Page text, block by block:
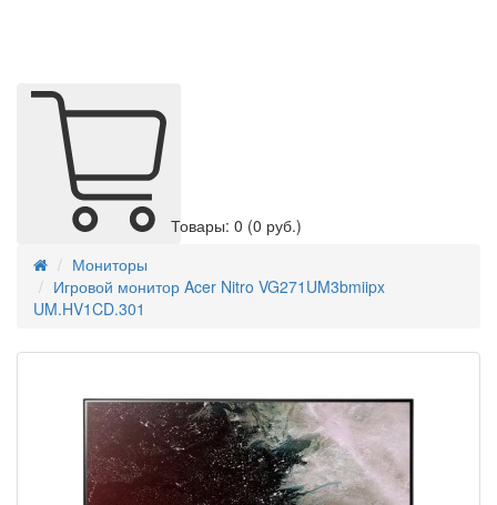
Товары: 0 (0 руб.)
Мониторы
Игровой монитор Acer Nitro VG271UM3bmiipx
UM.HV1CD.301